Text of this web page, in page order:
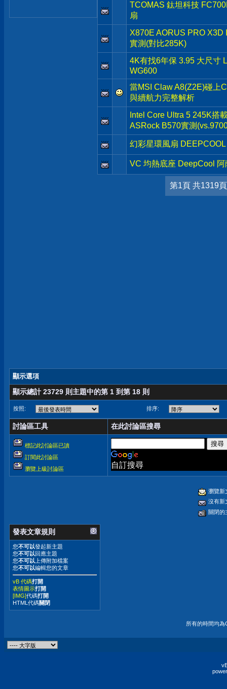
TCOMAS 鈦坦科技
扇
X870E AORUS PRO
實測(對比285K)
4K有找6年保 3.95 大尺寸
WG600
當MSI Claw A8(Z2E)碰上
與續航力完整解析
Intel Core Ultra 5 245K搭
ASRock B570實測
幻彩星環風扇
VC 均熱底座 DeepCool
第1頁 共1319頁
顯示選項
顯示總計 23729 則主題中的第 1 到第 18 則
按照: 排序:
討論區工具 在此討論區搜尋
標記此討論區已讀
訂閱此討論區
瀏覽上級討論區
自訂搜尋
瀏覽新
沒有新
關閉的
發表文章規則
您不可以發起新主題
您不可以回應主題
您不可以 上傳附加檔案
您不可以編輯您的文章
vB 代碼打開
表情圖示打開
[IMG]代碼打開
HTML代碼關閉
所有的時間均為